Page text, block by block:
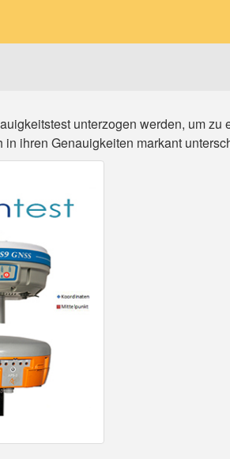
unterzogen werden, um
ihren Genauigkeiten markant